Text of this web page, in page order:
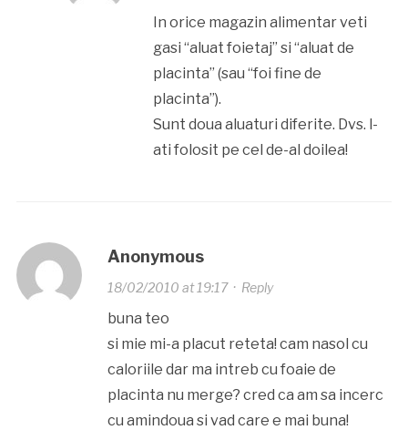
In orice magazin alimentar veti
gasi “aluat foietaj” si “aluat de
placinta” (sau “foi fine de
placinta”).
Sunt doua aluaturi diferite. Dvs. l-
ati folosit pe cel de-al doilea!
Anonymous
18/02/2010 at 19:17· Reply
buna teo
si mie mi-a placut reteta! cam nasol cu
caloriile dar ma intreb cu foaie de
placinta nu merge? cred ca am sa incerc
cu amindoua si vad care e mai buna!